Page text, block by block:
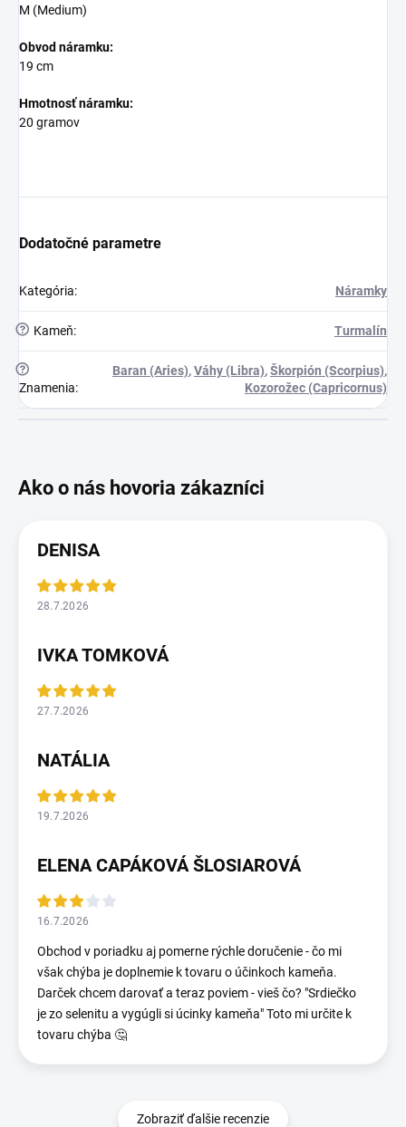
M (Medium)
Obvod náramku:
19 cm
Hmotnosť náramku:
20 gramov
Dodatočné parametre
Kategória: Náramky
? Kameň: Turmalín
?
Znamenia:
Baran (Aries),Váhy (Libra),Škorpión (Scorpius),
Kozorožec (Capricornus)
DENISA
28.7.2026
IVKA TOMKOVÁ
27.7.2026
NATÁLIA
19.7.2026
ELENA CAPÁKOVÁ ŠLOSIAROVÁ
16.7.2026
Obchod v poriadku aj pomerne rýchle doručenie - čo mi
však chýba je doplnemie k tovaru o účinkoch kameňa.
Darček chcem darovať a teraz poviem - vieš čo? "Srdiečko
je zo selenitu a vygúgli si úcinky kameňa" Toto mi určite k
tovaru chýba 🤔
Zobraziť ďalšie recenzie